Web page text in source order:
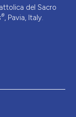
del Sacro
®, Pavia, Italy.